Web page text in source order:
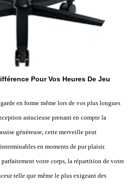
Pour Vos Heures De Jeu
en forme même lors de vos plus longues
astucieuse prenant en compte la
généreuse, cette merveille peut
en moments de pur plaisir.
parfaitement votre corps, la répartition de votre
telle que même le plus exigeant des